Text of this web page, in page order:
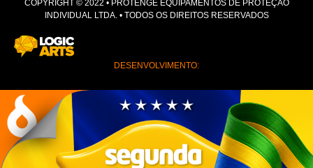
COPYRIGHT © 2022 • PROTENGE EQUIPAMENTOS DE PROTEÇÃO
INDIVIDUAL LTDA. • TODOS OS DIREITOS RESERVADOS
DESENVOLVIMENTO: